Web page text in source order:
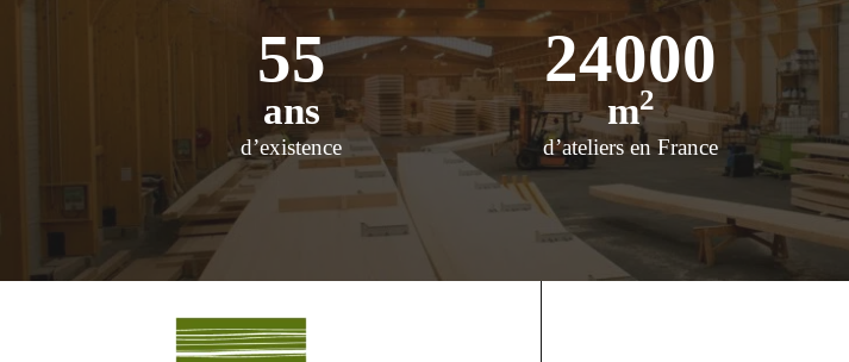
55
ans
d’existence
24000
m2
d’ateliers en France